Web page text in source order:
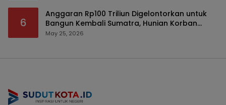
6
Anggaran Rp100 Triliun Digelontorkan untuk
Bangun Kembali Sumatra, Hunian Korban
Bencana Bakal Difokuskan
May 25, 2026